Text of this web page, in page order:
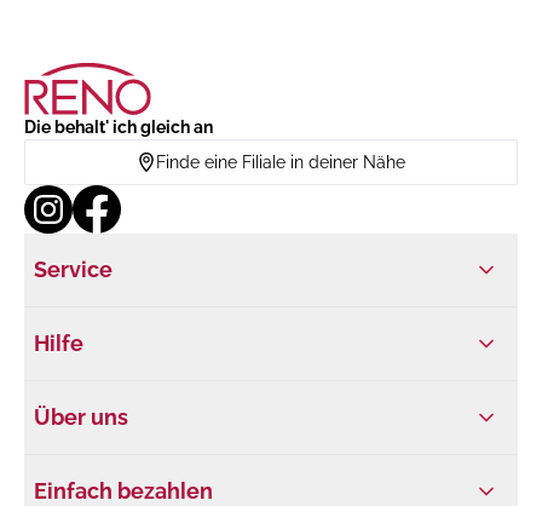
Die behalt' ich gleich an
Finde eine Filiale in deiner Nähe
Service
Hilfe
Über uns
Einfach bezahlen